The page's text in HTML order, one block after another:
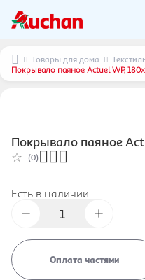
Товары для дома
Покрывало паяное Actuel WP,
Покрывало паяное
(0)
Есть в наличии
Оплата частями